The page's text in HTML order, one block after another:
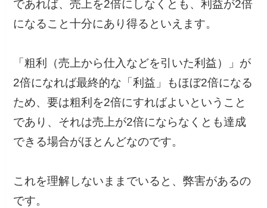
であれば、売上を2倍にしなくとも、利益が2倍
になること十分にあり得るといえます。
「粗利（売上から仕入などを引いた利益）」が
2倍になれば最終的な「利益」もほぼ2倍になる
ため、要は粗利を2倍にすればよいということ
であり、それは売上が2倍にならなくとも達成
できる場合がほとんどなのです。
これを理解しないままでいると、弊害があるの
です。